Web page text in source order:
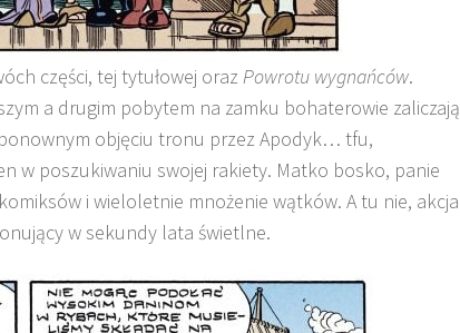
części, tej tytułowej oraz Powrotu wygnańców.
a drugim pobytem na zamku bohaterowie zaliczają
objęciu tronu przez Apodyk… tfu,
w poszukiwaniu swojej rakiety. Matko bosko, panie
i wieloletnie mnożenie wątków. A tu nie, akcja
w sekundy lata świetlne.